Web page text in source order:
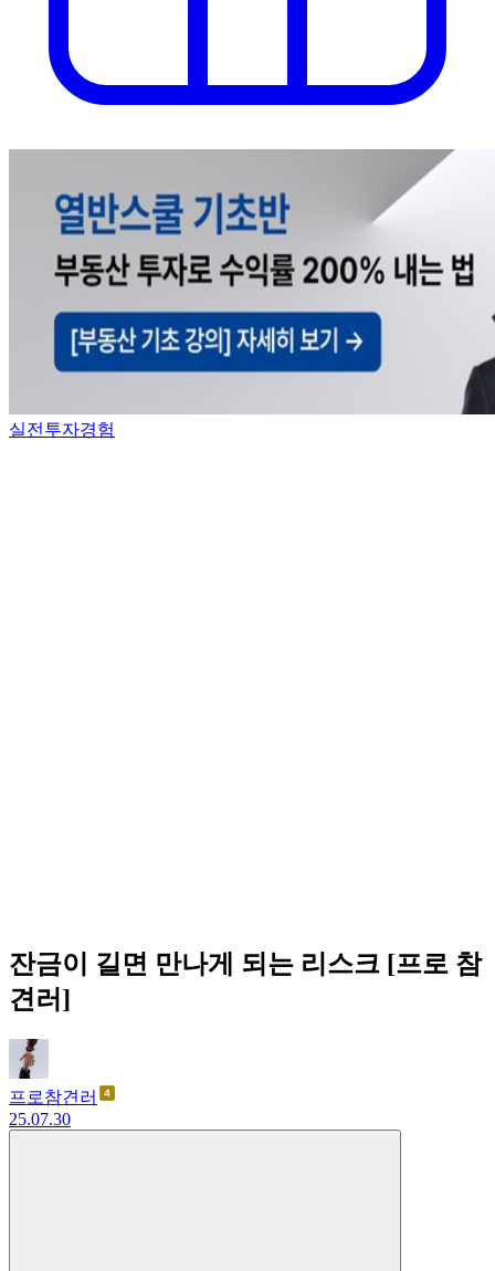
실전투자경험
잔금이 길면 만나게 되는 리스크 [프로 참
견러]
프로참견러
25.07.30